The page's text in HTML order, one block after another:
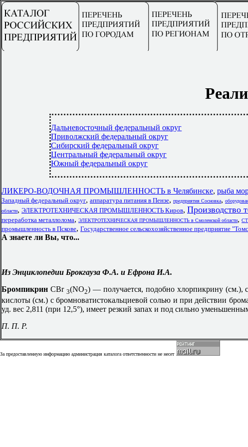
Дальневосточный федеральный округ
Приволжский федеральный округ
Сибирский федеральный округ
Центральный федеральный округ
Южный федеральный округ
ЛИКЕРО-ВОДОЧНАЯ ПРОМЫШЛЕННОСТЬ в Челябинске, рыба
Западный федеральный округ, аппаратура питания в Пензе, предприятия Сосновка,
области, ЭЛЕКТРОТЕХНИЧЕСКАЯ ПРОМЫШЛЕННОСТЬ Киров, Производство
переработка металлолома, ЭЛЕКТРОТЕХНИЧЕСКАЯ ПРОМЫШЛЕННОСТЬ в Смоленской области,
промышленность в Пскове, Государственное сельскохозяйственное предприятие
А знаете ли Вы, что...
Из Энциклопедии Брокгауза Ф.А. и Ефрона И.А.
Бромпикрин СВr 3(NO2) — получается, подобно хлорпикрину (см.),
кислоты (см.) с бромноватистокальциевой солью и при действии
уд. вес 2,811 (при 12,5°), имеет резкий запах и под сильно
П. П. Р.
За предоставленную информацию администрация каталога ответственности не несет